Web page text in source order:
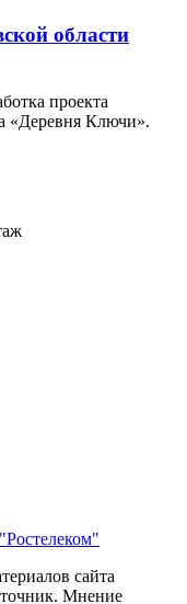
области
проекта
«Деревня Ключи».
сайта
Мнение